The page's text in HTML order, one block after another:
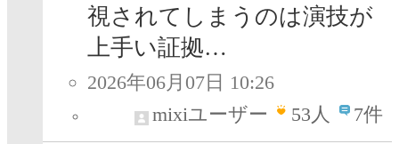
視されてしまうのは演技が
上手い証拠…
2026年06月07日 10:26
mixiユーザー
53人 7件